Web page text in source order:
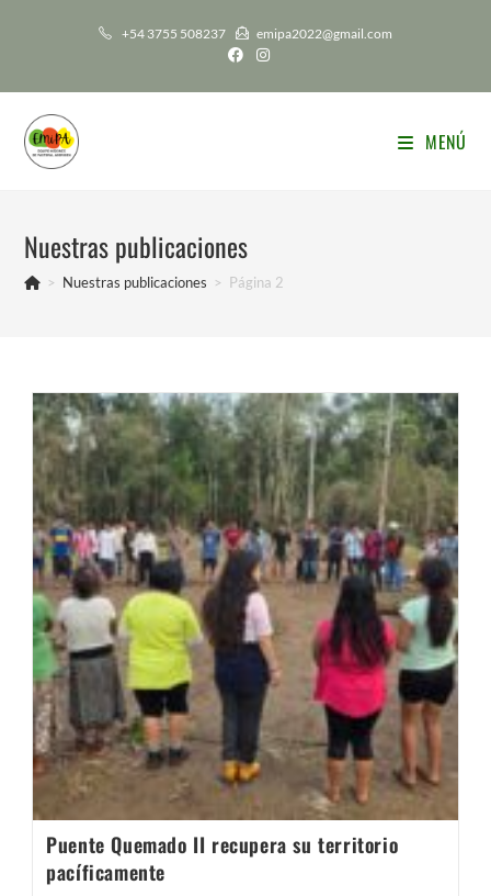
+54 3755 508237 emipa2022@gmail.com
MENÚ
Nuestras publicaciones
> Nuestras publicaciones > Página 2
Puente Quemado II recupera su territorio
pacíficamente